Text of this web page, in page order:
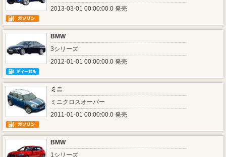
2013-03-01 00:00:00.0 発売
BMW
3シリーズ
2012-01-01 00:00:00.0 発売
ミニ
ミニクロスオーバー
2011-01-01 00:00:00.0 発売
BMW
1シリーズ